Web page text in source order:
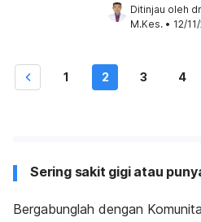
Ditinjau oleh
M.Kes. • 12/
1 2 3 4
Sering sakit gigi atau
Bergabunglah dengan